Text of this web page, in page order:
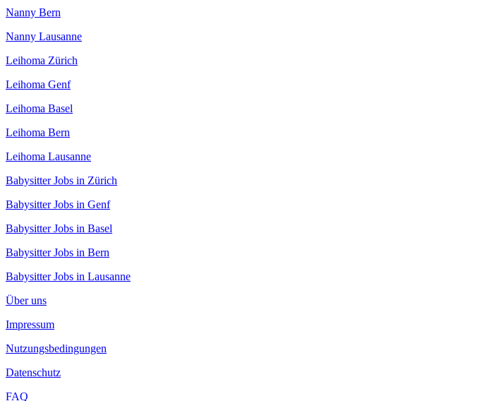
Nanny Bern
Nanny Lausanne
Leihoma Zürich
Leihoma Genf
Leihoma Basel
Leihoma Bern
Leihoma Lausanne
Babysitter Jobs in Zürich
Babysitter Jobs in Genf
Babysitter Jobs in Basel
Babysitter Jobs in Bern
Babysitter Jobs in Lausanne
Über uns
Impressum
Nutzungsbedingungen
Datenschutz
FAQ